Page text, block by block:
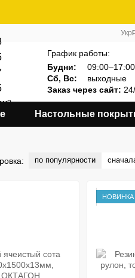
Укр
График работы:
Будни:
09:00–17:00
Сб, Вс:
выходные
Заказ через сайт:
Настольные
по популярности
НОВИНКА